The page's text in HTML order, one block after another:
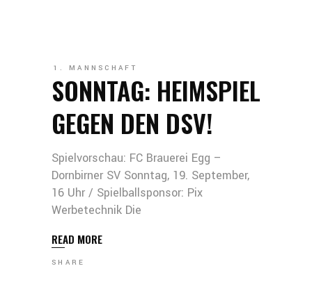
1. MANNSCHAFT
SONNTAG: HEIMSPIEL
GEGEN DEN DSV!
Spielvorschau: FC Brauerei Egg –
Dornbirner SV Sonntag, 19. September,
16 Uhr / Spielballsponsor: Pix
Werbetechnik Die
READ MORE
SHARE